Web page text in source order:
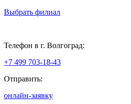
Выбрать филиал
Телефон в г. Волгоград:
+7 499 703-18-43
Отправить:
онлайн-заявку